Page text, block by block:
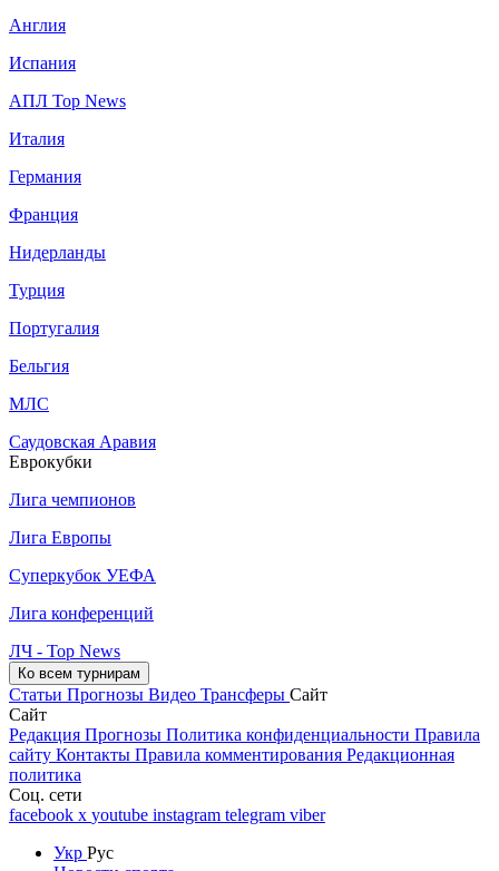
Англия
Испания
АПЛ Top News
Италия
Германия
Франция
Нидерланды
Турция
Португалия
Бельгия
МЛС
Саудовская Аравия
Еврокубки
Лига чемпионов
Лига Европы
Суперкубок УЕФА
Лига конференций
ЛЧ - Top News
Ко всем турнирам
Статьи Прогнозы Видео Трансферы Сайт
Сайт
Редакция Прогнозы Политика конфиденциальности Правила
сайту Контакты Правила комментирования Редакционная
политика
Соц. сети
facebook x youtube instagram telegram viber
Укр Рус